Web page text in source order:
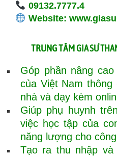
09132.7777.4
Website:
TRUNG TÂMGIA SƯ
Góp phần nâng
của Việt Nam
nhà và dạy kèm
Giúp phụ huynh
việc học tập của
năng lượng cho
Tạo ra thu nhập